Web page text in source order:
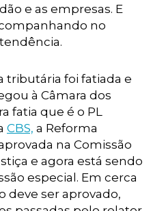
e as empresas. E
no
tributária foi fatiada e
à Câmara dos
fatia que é o PL
CBS, a Reforma
na Comissão
e agora está sendo
especial. Em cerca
deve ser aprovado,